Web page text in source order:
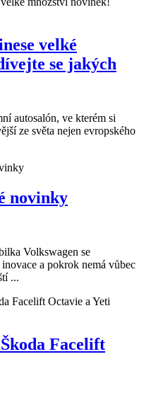
velké
se jakých
autosalón, ve kterém si
ze světa nejen evropského
novinky
Volkswagen se
a pokrok nemá vůbec
...
Facelift